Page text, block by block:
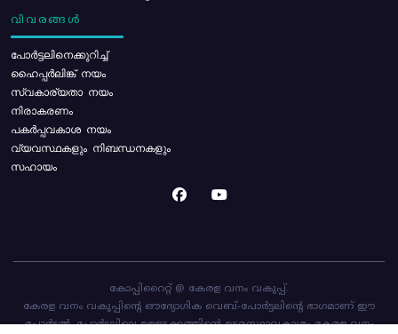
വിവരങ്ങൾ
പോര്‍ട്ടലിനെക്കുറിച്ച്
ഹൈപ്പർലിങ്ക് നയം
സ്വകാര്യതാ നയം
നിരാകരണം
പകർപ്പവകാശ നയം
വ്യവസ്ഥകളും നിബന്ധനകളും
സഹായം
കോപ്പിറൈറ്റ് @ കേരള വനം വകുപ്പ്.
കേരള വനം വകുപ്പിന്റെ ഔദ്യോഗിക വെബ്-പോർട്ടലിന്റെ ഭാഗമാണ് ഈ
പോർട്ടൽ. പോർട്ടലിലെ ഉള്ളടക്കത്തിന്റെ ഉടമസ്ഥാവകാശം കേരള വനം